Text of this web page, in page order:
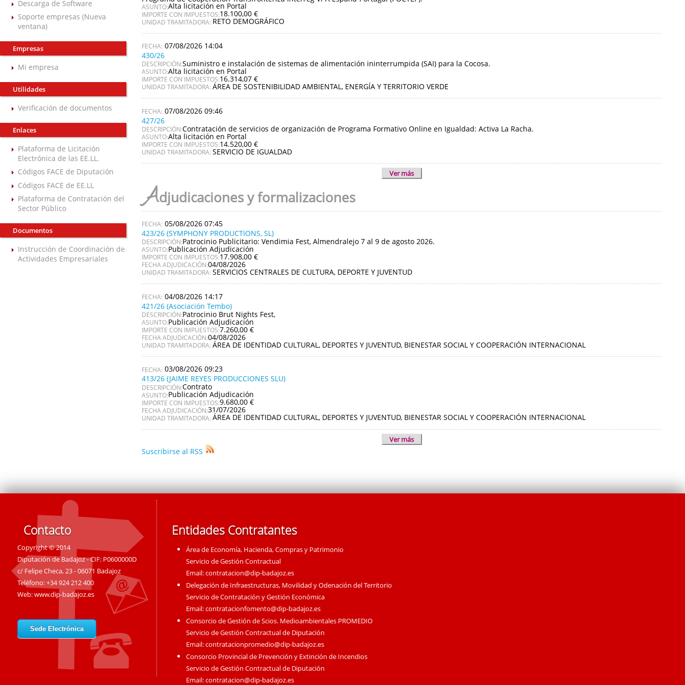
Descarga de Software
Soporte empresas (Nueva
ventana)
Empresas
Mi empresa
Utilidades
Verificación de documentos
Enlaces
Plataforma de Licitación
Electrónica de las EE.LL.
Códigos FACE de Diputación
Códigos FACE de EE.LL
Plataforma de Contratación del
Sector Público
Documentos
Instrucción de Coordinación de
Actividades Empresariales
ASUNTO:Alta licitación en Portal
IMPORTE CON IMPUESTOS:18.100,00 €
UNIDAD TRAMITADORA: RETO DEMOGRÁFICO
07/08/2026 14:04
430/26
DESCRIPCIÓN:Suministro e instalación de sistemas de alimentación ininterrumpida (SAI) para la Cocosa.
ASUNTO:Alta licitación en Portal
IMPORTE CON IMPUESTOS:16.314,07 €
UNIDAD TRAMITADORA: ÁREA DE SOSTENIBILIDAD AMBIENTAL, ENERGÍA Y TERRITORIO VERDE
07/08/2026 09:46
427/26
DESCRIPCIÓN:Contratación de servicios de organización de Programa Formativo Online en Igualdad: Activa La Racha.
ASUNTO:Alta licitación en Portal
IMPORTE CON IMPUESTOS:14.520,00 €
UNIDAD TRAMITADORA: SERVICIO DE IGUALDAD
Ver más
Adjudicaciones y formalizaciones
05/08/2026 07:45
423/26 (SYMPHONY PRODUCTIONS, SL)
DESCRIPCIÓN:Patrocinio Publicitario: Vendimia Fest, Almendralejo 7 al 9 de agosto 2026.
ASUNTO:Publicación Adjudicación
IMPORTE CON IMPUESTOS:17.908,00 €
FECHA ADJUDICACIÓN:04/08/2026
UNIDAD TRAMITADORA: SERVICIOS CENTRALES DE CULTURA, DEPORTE Y JUVENTUD
04/08/2026 14:17
421/26 (Asociación Tembo)
DESCRIPCIÓN:Patrocinio Brut Nights Fest,
ASUNTO:Publicación Adjudicación
IMPORTE CON IMPUESTOS:7.260,00 €
FECHA ADJUDICACIÓN:04/08/2026
UNIDAD TRAMITADORA: ÁREA DE IDENTIDAD CULTURAL, DEPORTES Y JUVENTUD, BIENESTAR SOCIAL Y COOPERACIÓN INTERNACIONAL
03/08/2026 09:23
413/26 (JAIME REYES PRODUCCIONES SLU)
DESCRIPCIÓN:Contrato
ASUNTO:Publicación Adjudicación
IMPORTE CON IMPUESTOS:9.680,00 €
FECHA ADJUDICACIÓN:31/07/2026
UNIDAD TRAMITADORA: ÁREA DE IDENTIDAD CULTURAL, DEPORTES Y JUVENTUD, BIENESTAR SOCIAL Y COOPERACIÓN INTERNACIONAL
Ver más
Suscribirse al RSS
Contacto
Copyright © 2014
Diputación de Badajoz - CIF: P0600000D
c/ Felipe Checa, 23 - 06071 Badajoz
Teléfono: +34 924 212 400
Web:www.dip-badajoz.es
Sede Electrónica
Entidades Contratantes
Área de Economía, Hacienda, Compras y Patrimonio
Servicio de Gestión Contractual
Email:contratacion@dip-badajoz.es
Delegación de Infraestructuras, Movilidad y Odenación del Territorio
Servicio de Contratación y Gestión Económica
Email:contratacionfomento@dip-badajoz.es
Consorcio de Gestión de Scios. Medioambientales PROMEDIO
Servicio de Gestión Contractual de Diputación
Email:contratacionpromedio@dip-badajoz.es
Consorcio Provincial de Prevención y Extinción de Incendios
Servicio de Gestión Contractual de Diputación
Email:contratacion@dip-badajoz.es